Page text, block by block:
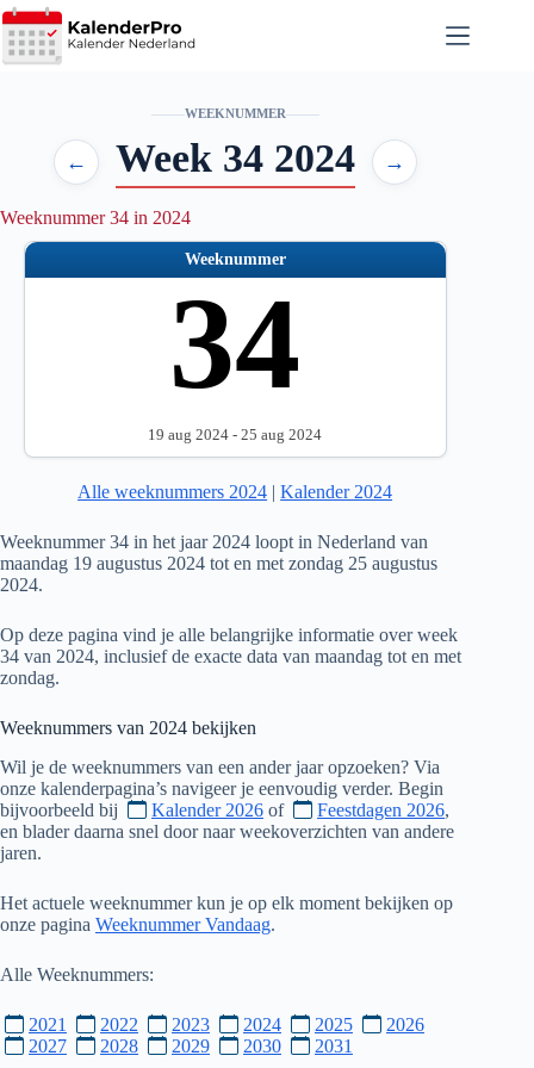
Ga
naar
de
WEEKNUMMER
← Week 34 2024 →
Weeknummer 34 in 2024
Weeknummer
34
19 aug 2024 - 25 aug 2024
Alle weeknummers 2024 |Kalender 2024
Weeknummer 34 in het jaar 2024 loopt in Nederland van
maandag 19 augustus 2024 tot en met zondag 25 augustus
2024.
Op deze pagina vind je alle belangrijke informatie over week
34 van 2024, inclusief de exacte data van maandag tot en met
zondag.
Weeknummers van 2024 bekijken
Wil je de weeknummers van een ander jaar opzoeken? Via
onze kalenderpagina’s navigeer je eenvoudig verder. Begin
bijvoorbeeld bij
Kalender 2026 of Feestdagen 2026,
en blader daarna snel door naar weekoverzichten van andere
jaren.
Het actuele weeknummer kun je op elk moment bekijken op
onze pagina Weeknummer Vandaag.
Alle Weeknummers:
2021 2022 2023 2024 2025
2026
2027
2028 2029 2030 2031